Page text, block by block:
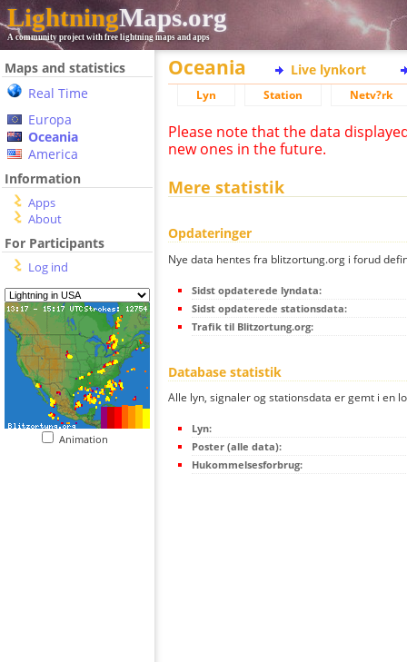
LightningMaps.org
A community project with free lightning maps and apps
Maps and statistics
Real Time
Europa
Oceania
America
Information
Apps
About
For Participants
Log ind
Animation
Oceania Live lynkort
Lyn Station Netv?rk
Please note that the data
new ones in the future.
Mere statistik
Opdateringer
Nye data hentes fra blitzortung.org i forud
Sidst opdaterede lyndata:
Sidst opdaterede stationsdata:
Trafik til Blitzortung.org:
Database statistik
Alle lyn, signaler og stationsdata er gemt i en
Lyn:
Poster (alle data):
Hukommelsesforbrug: